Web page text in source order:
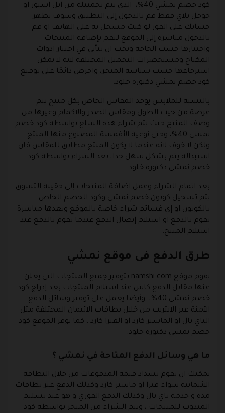
كود خصم نمشي 40%، الذي يتم تحمييله من ابل استور او
جوجل بلاي فقط قم بالدخول إلى التطبيق وسوف يظهر
حسابك على الفور لو كنت مسجل به على الهاتف او قم
بالدخول مباشرة إلى الموقع لتقم بإضافة المنتجات
واختيارها حسب الحاجة ويجب ان تتأني في اختيار ادوات
المكياج ومستحضرات التجميل المختلفة لانه لا يمكن
استرجاعها حسب سياسة المتجر، واحرص دائمًا على توقيع
كود خصم نمشي دكتورة خلود.
بالنسبة للملابس يوجد المقاس الخاص بكل منتج يتم
عرضة من حيث الطول ومقاس الصدر والاكمام وغيرها من
وصف المنتج حيث يتم شراء هذه السلع بواسطة كود خصم
نمشي 40%، وحتى نوعية الأقمشة المصنوع منها المنتج
ولكن لا خوف لانه عندما لا يكون المنتج مطابق للمقاس فان
استبداله يتم بشكل سهل جدا، بعد الشراء بواسطة كود
خصم نمشي دكتورة خلود..
بعد اتمام الشراء وعمل اضافة المنتجات إلى حقيبة التسوق
يتم تسجيل كوبون خصم نمشي وكود الخصم الخاص
بالكوبون او إي قسائم شراء خاصة بالموقع وبعدها مباشرة
تقوم بالدفع او استلام إيصال الدفع عندما تقوم بالدفع عند
استلام المنتج.
طرق الدفع فى موقع نمشي
يقوم موقع namshi.com بتوفير جميع المنتجات التي يعلن
عنها مقابل الدفع كاش عند استلام المنتجات بعد إدراج كود
خصم نمشي 40%، وأيضا يعمل على توفير وسائل الدفع
الآمنة عبر الانترنت من خلال بطاقات الائتمان المختلفة مثل
الباي بال او الماستر كارد او الفيزا كارد ، كما يوفر الموقع كود
خصم نمشي دكتورة خلود.
ما هي وسائل الدفع المتاحة في نمشي ؟
يمكنك ان تقوم بسداد قيمة المدفوعات من خلال البطاقة
الائتمانية سواء فيزا او ماستر كارد وكذلك الدفع عبر بطاقات
مدة و خدمة باي بال وكذلك الدفع الفوري و هو عند تسليم
المندوب للمنتجات ، ويتم الشراء من المتجر بواسطة كود